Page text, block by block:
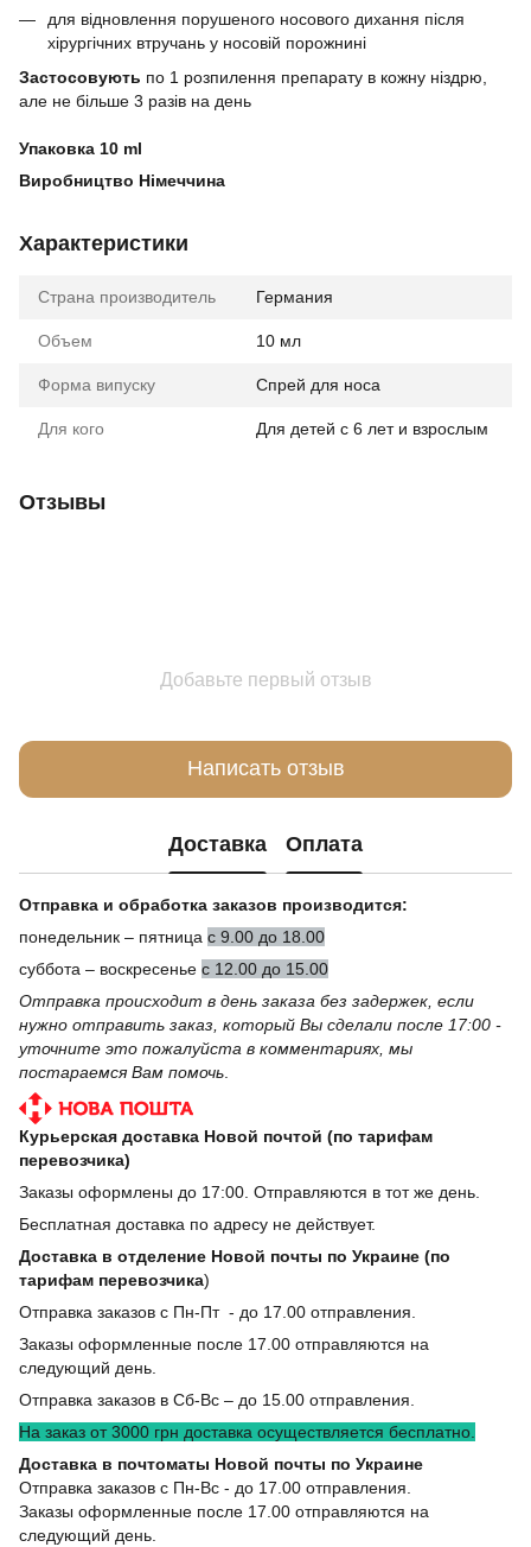
для відновлення порушеного носового дихання після
хірургічних втручань у носовій порожнині
Застосовують по 1 розпилення препарату в кожну ніздрю,
але не більше 3 разів на день
Упаковка 10 ml
Виробництво Німеччина
Характеристики
Страна производитель Германия
Объем 10 мл
Форма випуску Спрей для носа
Для кого Для детей с 6 лет и взрослым
Отзывы
Добавьте первый отзыв
Написать отзыв
Доставка Оплата
Отправка и обработка заказов производится:
понедельник – пятница с 9.00 до 18.00
суббота – воскресенье с 12.00 до 15.00
Отправка происходит в день заказа без задержек, если
нужно отправить заказ, который Вы сделали после 17:00 -
уточните это пожалуйста в комментариях, мы
постараемся Вам помочь
Курьерская доставка Новой почтой (по тарифам
перевозчика)
Заказы оформлены до 17:00. Отправляются в тот же день.
Бесплатная доставка по адресу не действует.
Доставка в отделение Новой почты по Украине (по
тарифам перевозчика)
Отправка заказов с Пн-Пт - до 17.00 отправления.
Заказы оформленные после 17.00 отправляются на
следующий день.
Отправка заказов в Сб-Вс – до 15.00 отправления.
На заказ от 3000 грн доставка осуществляется бесплатно.
Доставка в почтоматы Новой почты по Украине
Отправка заказов с Пн-Вс - до 17.00 отправления.
Заказы оформленные после 17.00 отправляются на
следующий день.